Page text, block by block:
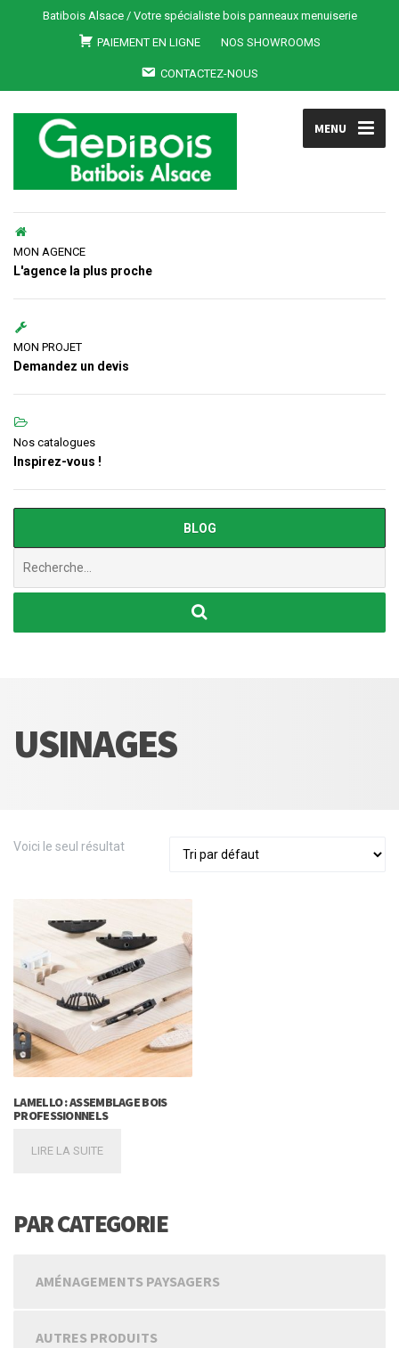
Batibois Alsace / Votre spécialiste bois panneaux menuiserie
PAIEMENT EN LIGNE
NOS SHOWROOMS
CONTACTEZ-NOUS
MENU
MON AGENCE
L'agence la plus proche
MON PROJET
Demandez un devis
Nos catalogues
Inspirez-vous !
BLOG
USINAGES
Voici le seul résultat
LAMELLO : ASSEMBLAGE BOIS
PROFESSIONNELS
LIRE LA SUITE
PAR CATEGORIE
AMÉNAGEMENTS PAYSAGERS
AUTRES PRODUITS